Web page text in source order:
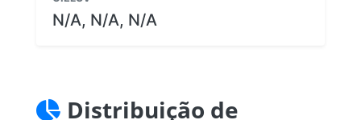
N/A, N/A, N/A
Distribuição de